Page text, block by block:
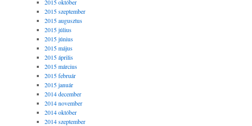
2015 október
2015 szeptember
2015 augusztus
2015 július
2015 június
2015 május
2015 április
2015 március
2015 február
2015 január
2014 december
2014 november
2014 október
2014 szeptember